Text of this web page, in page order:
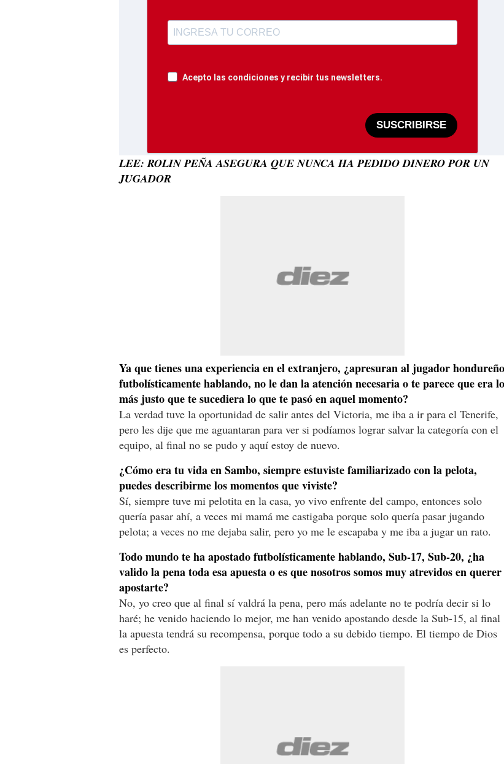
Acepto las condiciones y recibir tus newsletters.
SUSCRIBIRSE
LEE: ROLIN PEÑA ASEGURA QUE NUNCA HA PEDIDO DINERO POR UN
JUGADOR
Ya que tienes una experiencia en el extranjero, ¿apresuran al jugador hondureño
futbolísticamente hablando, no le dan la atención necesaria o te parece que era lo
más justo que te sucediera lo que te pasó en aquel momento?
La verdad tuve la oportunidad de salir antes del Victoria, me iba a ir para el Tenerife,
pero les dije que me aguantaran para ver si podíamos lograr salvar la categoría con el
equipo, al final no se pudo y aquí estoy de nuevo.
¿Cómo era tu vida en Sambo, siempre estuviste familiarizado con la pelota,
puedes describirme los momentos que viviste?
Sí, siempre tuve mi pelotita en la casa, yo vivo enfrente del campo, entonces solo
quería pasar ahí, a veces mi mamá me castigaba porque solo quería pasar jugando
pelota; a veces no me dejaba salir, pero yo me le escapaba y me iba a jugar un rato.
Todo mundo te ha apostado futbolísticamente hablando, Sub-17, Sub-20, ¿ha
valido la pena toda esa apuesta o es que nosotros somos muy atrevidos en querer
apostarte?
No, yo creo que al final sí valdrá la pena, pero más adelante no te podría decir si lo
haré; he venido haciendo lo mejor, me han venido apostando desde la Sub-15, al final
la apuesta tendrá su recompensa, porque todo a su debido tiempo. El tiempo de Dios
es perfecto.